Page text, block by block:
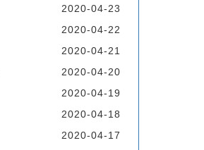
2020-04-23
2020-04-22
2020-04-21
2020-04-20
2020-04-19
2020-04-18
2020-04-17